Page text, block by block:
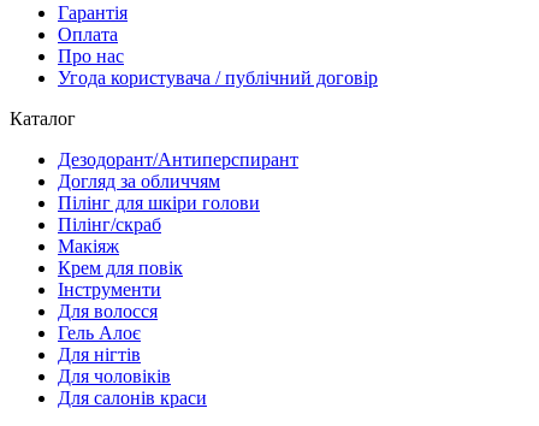
Гарантія
Оплата
Про нас
Угода користувача / публічний договір
Каталог
Дезодорант/Антиперспирант
Догляд за обличчям
Пілінг для шкіри голови
Пілінг/скраб
Макіяж
Крем для повік
Інструменти
Для волосся
Гель Алоє
Для нігтів
Для чоловіків
Для салонів краси